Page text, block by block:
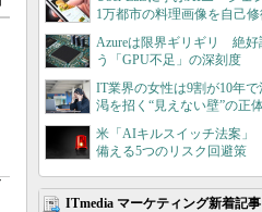
1万都市の料理画像を自己修
Azureは限界ギリギリ 絶好
う「GPU不足」の深刻度
IT業界の女性は9割が10年
渇を招く“見えない壁”の正
米「AIキルスイッチ法案
備える5つのリスク回避策
ITmedia マーケティング新着記事